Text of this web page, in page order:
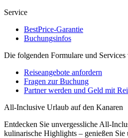
Service
BestPrice-Garantie
Buchungsinfos
Die folgenden Formulare und
Reiseangebote anfordern
Fragen zur Buchung
Partner werden und Geld mit
All-Inclusive Urlaub auf den Kanaren
Entdecken Sie unvergessliche All-
kulinarische Highlights – genießen Sie